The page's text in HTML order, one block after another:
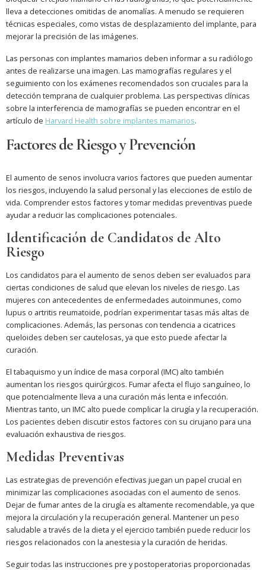
lleva a detecciones omitidas de anomalías. A menudo se requieren
técnicas especiales, como vistas de desplazamiento del implante, para
mejorar la precisión de las imágenes.
Las personas con implantes mamarios deben informar a su radiólogo
antes de realizarse una imagen. Las mamografías regulares y el
seguimiento con los exámenes recomendados son cruciales para la
detección temprana de cualquier problema. Las perspectivas clínicas
sobre la interferencia de mamografías se pueden encontrar en el
artículo de Harvard Health sobre implantes mamarios.
Factores de Riesgo y Prevención
El aumento de senos involucra varios factores que pueden aumentar
los riesgos, incluyendo la salud personal y las elecciones de estilo de
vida. Comprender estos factores y tomar medidas preventivas puede
ayudar a reducir las complicaciones potenciales.
Identificación de Candidatos de Alto
Riesgo
Los candidatos para el aumento de senos deben ser evaluados para
ciertas condiciones de salud que elevan los niveles de riesgo. Las
mujeres con antecedentes de enfermedades autoinmunes, como
lupus o artritis reumatoide, podrían experimentar tasas más altas de
complicaciones. Además, las personas con tendencia a cicatrices
queloides deben ser cautelosas, ya que esto puede afectar la
curación.
El tabaquismo y un índice de masa corporal (IMC) alto también
aumentan los riesgos quirúrgicos. Fumar afecta el flujo sanguíneo, lo
que potencialmente lleva a una curación más lenta e infección.
Mientras tanto, un IMC alto puede complicar la cirugía y la recuperación.
Los pacientes deben discutir estos factores con su cirujano para una
evaluación exhaustiva de riesgos.
Medidas Preventivas
Las estrategias de prevención efectivas juegan un papel crucial en
minimizar las complicaciones asociadas con el aumento de senos.
Dejar de fumar antes de la cirugía es altamente recomendable, ya que
mejora la circulación y la recuperación general. Mantener un peso
saludable a través de la dieta y el ejercicio también puede reducir los
riesgos relacionados con la anestesia y la curación de heridas.
Seguir todas las instrucciones pre y postoperatorias proporcionadas